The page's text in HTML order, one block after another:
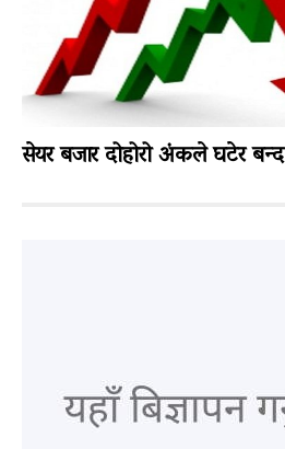
सेयर बजार दोहोरो अंकले घटेर बन्द